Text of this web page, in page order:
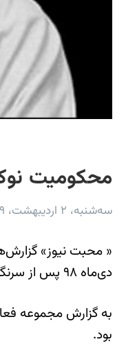
محکومیت
سه‌شنبه، ۲ اردیبهشت، ۱۳۹۹
« محبت نیوز»
دی‌ماه ۹۸ پس از سرنگونی هواپیمای اوکراینی توسط سپاه) محکوم به سه ماه و یک روز حبس و ۱۰ ضربه شلاق شده است.
بود.